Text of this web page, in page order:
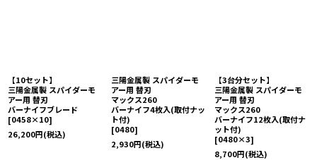
【10セット】
三陽金属製 スパイダーモ
アー用 替刃
バーナイフブレード
[0458×10]
26,200円(税込)
三陽金属製 スパイダーモ
アー用 替刃
マックス260
バーナイフ4枚入(取付ナッ
ト付)
[0480]
2,930円(税込)
【3台分セット】
三陽金属製 スパイダーモ
アー用 替刃
マックス260
バーナイフ12枚入(取付ナ
ット付)
[0480×3]
8,700円(税込)